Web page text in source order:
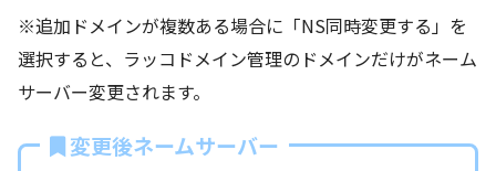
※追加ドメインが複数ある場合に「NS同時変更する」を
選択すると、ラッコドメイン管理のドメインだけがネーム
サーバー変更されます。
変更後ネームサーバー